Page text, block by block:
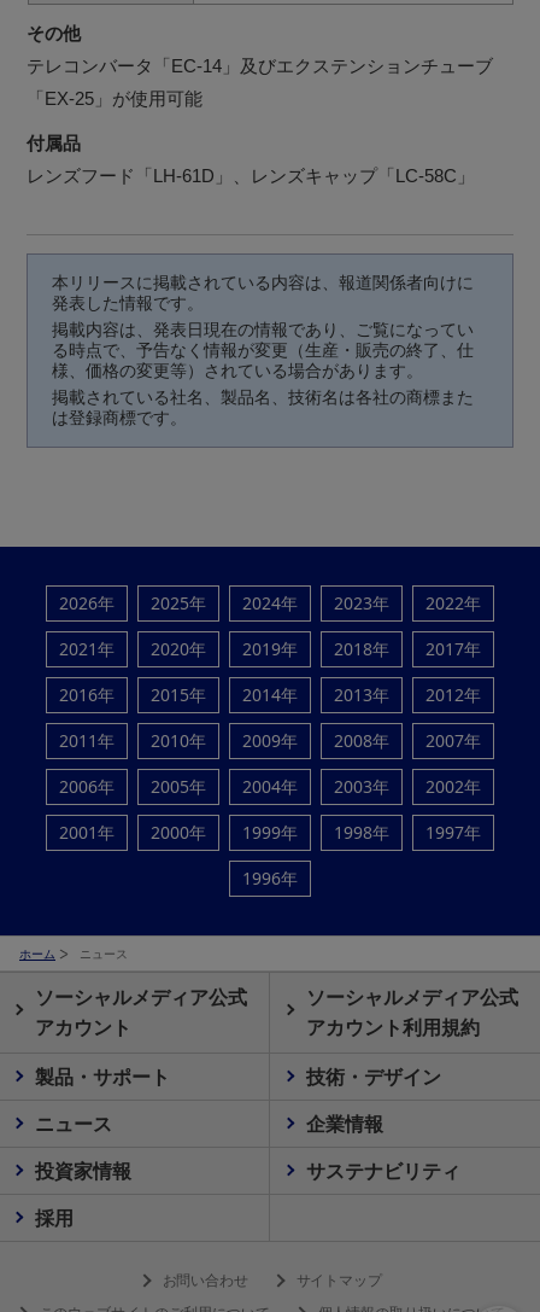
その他
テレコンバータ「EC-14」及びエクステンションチューブ
「EX-25」が使用可能
付属品
レンズフード「LH-61D」、レンズキャップ「LC-58C」
本リリースに掲載されている内容は、報道関係者向けに
発表した情報です。
掲載内容は、発表日現在の情報であり、ご覧になってい
る時点で、予告なく情報が変更（生産・販売の終了、仕
様、価格の変更等）されている場合があります。
掲載されている社名、製品名、技術名は各社の商標また
は登録商標です。
2026年 2025年 2024年 2023年
2022年
2021年
2020年 2019年 2018年
2017年
2016年
2015年 2014年 2013年
2012年
2011年
2010年 2009年 2008年
2007年
2006年
2005年 2004年 2003年
2002年
2001年
2000年 1999年 1998年
1997年
1996年
ホーム ニュース
ソーシャルメディア公式
アカウント
ソーシャルメディア公式
アカウント利用規約
製品・サポート
技術・デザイン
ニュース
企業情報
投資家情報
サステナビリティ
採用
お問い合わせ
サイトマップ